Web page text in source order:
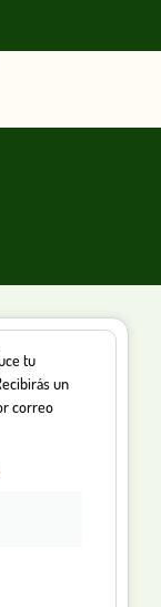
tu
un
correo